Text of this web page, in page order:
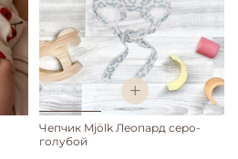
Чепчик Mjölk Леопард серо-
голубой